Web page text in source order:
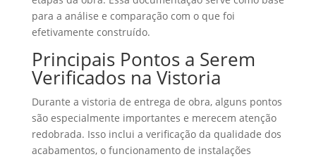
para a análise e comparação com o que foi
efetivamente construído.
Principais Pontos a Serem
Verificados na Vistoria
Durante a vistoria de entrega de obra, alguns pontos
são especialmente importantes e merecem atenção
redobrada. Isso inclui a verificação da qualidade dos
acabamentos, o funcionamento de instalações